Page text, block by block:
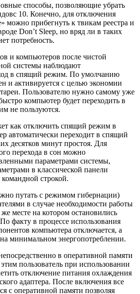
способы, позволяющие убрать
10. Конечно, для отключения
можно прибегнуть к твикам реестра и
Don’t Slееp, но вряд ли в таких
потребность.
и компьютеров после чистой
системы наблюдают
в спящий режим. По умолчанию
и активируется с целью экономии
Пользователю нужно самому уже
компьютер будет переходить в
не пользуются.
как отключить спящий режим в
автоматически переходит в спящий
десятков минут простоя. Для
перехода в сон можно
параметрами системы,
в классической панели
строкой.
путать с режимом гибернации)
в случае необходимости работы
месте на котором остановились
факту в процессе использования
компьютера отключается, а
на минимальном энергопотреблении.
в оперативной памяти
пользователь при использовании
отключение питания охлаждения
адаптера. После включения все
с оперативной памяти позволяя